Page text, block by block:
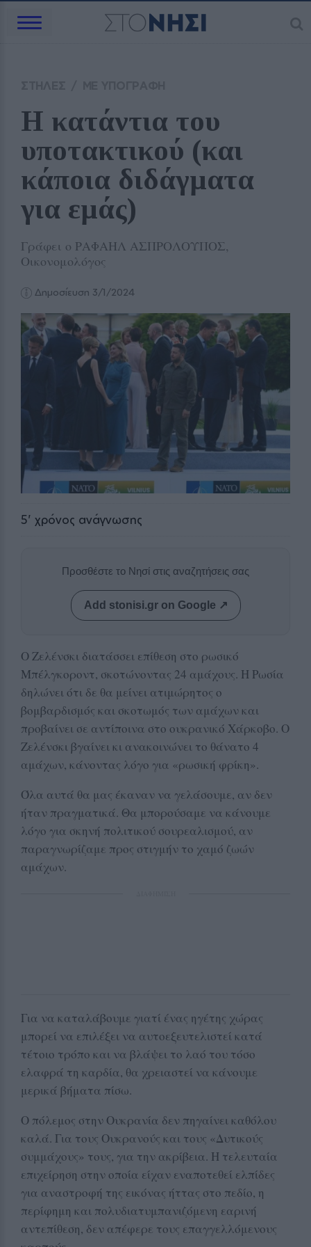
Η κατάντια του
υποτακτικού (και
κάποια διδάγματα
για εμάς)
Γράφει ο ΡΑΦΑΗΛ ΑΣΠΡΟΛΟΥΠΟΣ,
Οικονομολόγος
Δημοσίευση 3/1/2024
5' χρόνος ανάγνωσης
Προσθέστε το Νησί στις αναζητήσεις σας
Add stonisi.gr on Google ↗
Ο Ζελένσκι διατάσσει επίθεση στο ρωσικό
Μπέλγκοροντ, σκοτώνοντας 24 αμάχους. Η Ρωσία
δηλώνει ότι δε θα μείνει ατιμώρητος ο
βομβαρδισμός και σκοτωμός των αμάχων και
προβαίνει σε αντίποινα στο ουκρανικό Χάρκοβο. Ο
Ζελένσκι βγαίνει κι ανακοινώνει το θάνατο 4
αμάχων, κάνοντας λόγο για «ρωσική φρίκη».
Όλα αυτά θα μας έκαναν να γελάσουμε, αν δεν
ήταν πραγματικά. Θα μπορούσαμε να κάνουμε
λόγο για σκηνή πολιτικού σουρεαλισμού, αν
παραγνωρίζαμε προς στιγμήν το χαμό ζωών
αμάχων.
Για να καταλάβουμε γιατί ένας ηγέτης χώρας
μπορεί να επιλέξει να αυτοεξευτελιστεί κατά
τέτοιο τρόπο και να βλάψει το λαό του τόσο
ελαφρά τη καρδία, θα χρειαστεί να κάνουμε
μερικά βήματα πίσω.
Ο πόλεμος στην Ουκρανία δεν πηγαίνει καθόλου
καλά. Για τους Ουκρανούς και τους «Δυτικούς
συμμάχους» τους, για την ακρίβεια. Η τελευταία
επιχείρηση στην οποία είχαν εναποτεθεί ελπίδες
για αναστροφή της εικόνας ήττας στο πεδίο, η
περίφημη και πολυδιατυμπανιζόμενη εαρινή
αντεπίθεση, δεν απέφερε τους επαγγελλόμενους